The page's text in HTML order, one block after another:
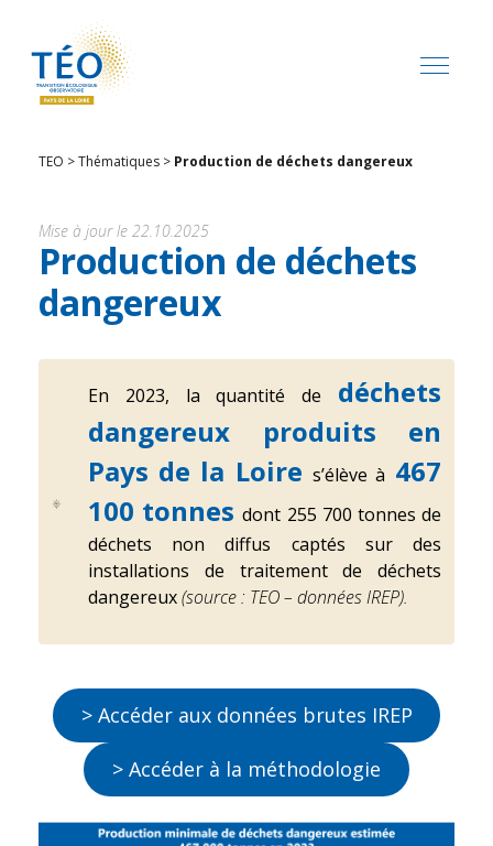
TEO >Thématiques > Production de déchets dangereux
Mise à jour le 22.10.2025
Production de déchets
dangereux
En 2023, la quantité de déchets
dangereux produits en
Pays de la Loire s’élève à 467
100 tonnesdont 255 700 tonnes de
déchets non diffus captés sur des
installations de traitement de déchets
dangereux(source : TEO – données IREP).
> Accéder aux données brutes IREP
> Accéder à la méthodologie